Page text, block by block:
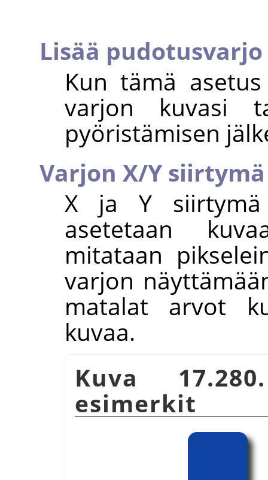
Lisää pudotusvarjo
Kun tämä
varjon kuvasi
pyöristämisen
Varjon X/Y siirtymä
X ja Y
asetetaan
mitataan
varjon
matalat arvot
kuvaa.
Kuva
esimerkit